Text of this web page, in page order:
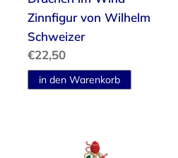
Zinnfigur von Wilhelm
Schweizer
Normaler
Preis
€22,50